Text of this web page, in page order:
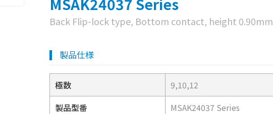
MSAK24037 Series
Back Flip-lock type, Bottom contact, height 0.90mm
製品仕様
極数
9,10,12
製品型番
MSAK24037 Series